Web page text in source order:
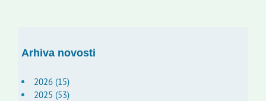
Arhiva novosti
2026 (15)
2025 (53)